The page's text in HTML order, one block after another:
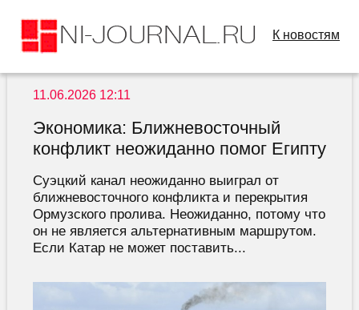
К новостям
11.06.2026 12:11
Экономика: Ближневосточный
конфликт неожиданно помог Египту
Суэцкий канал неожиданно выиграл от
ближневосточного конфликта и перекрытия
Ормузского пролива. Неожиданно, потому что
он не является альтернативным маршрутом.
Если Катар не может поставить...